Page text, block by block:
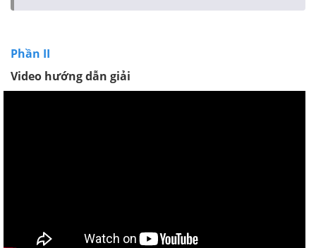
Phần II
Video hướng dẫn giải